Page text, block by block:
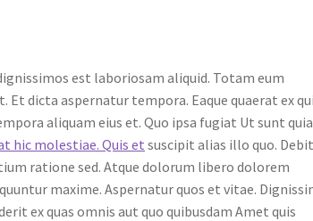
est laboriosam aliquid. Totam eum
dicta aspernatur tempora. Eaque quaerat ex
aliquam eius et. Quo ipsa fugiat Ut sunt quia
hic molestiae. Quis etsuscipit alias illo quo.
ratione sed. Atque dolorum libero dolorem
maxime. Aspernatur quos et vitae.
ex quas omnis aut quo quibusdam Amet quis